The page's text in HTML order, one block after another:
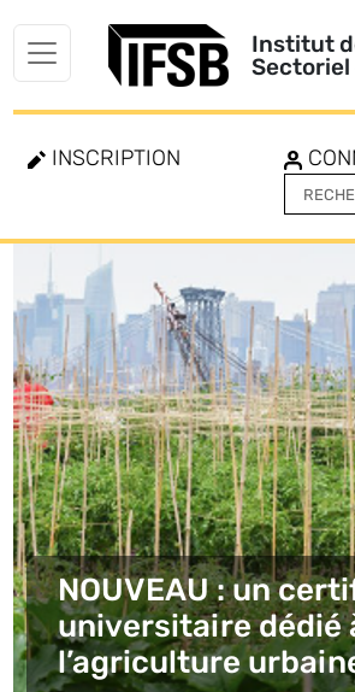
Institut
INSCRIPTION
Toggle
navigation
NOUVEAU : un
universitaire dédié
l’agriculture